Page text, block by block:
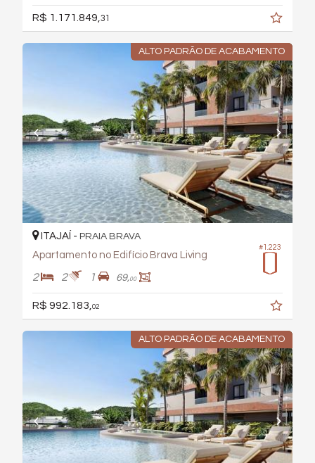
R$ 1.171.849, 31
ALTO PADRÃO DE ACABAMENTO
#1.223
ITAJAÍ - PRAIA BRAVA
Apartamento no Edifício Brava Living
2 2 1 69,00
R$ 992.183,02
ALTO PADRÃO DE ACABAMENTO